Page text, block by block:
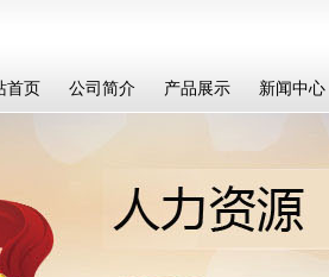
首页 公司简介 产品展示 新闻中心